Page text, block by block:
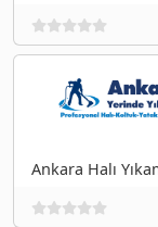
Ankara Halı